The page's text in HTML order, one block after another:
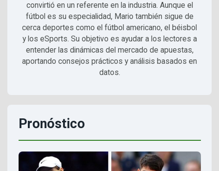
convirtió en un referente en la industria. Aunque el
fútbol es su especialidad, Mario también sigue de
cerca deportes como el fútbol americano, el béisbol
y los eSports. Su objetivo es ayudar a los lectores a
entender las dinámicas del mercado de apuestas,
aportando consejos prácticos y análisis basados en
datos.
Pronóstico